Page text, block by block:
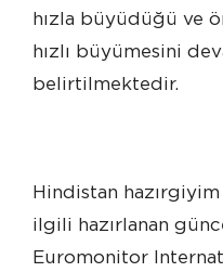
hızla büyüdüğü ve
hızlı büyümesini
belirtilmektedir.
Hindistan
ilgili hazırlanan
Euromonitor